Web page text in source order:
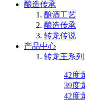
酿造传承
酿酒工艺
酿造传承
转龙传说
产品中心
转龙王系列
42度
39度
42度